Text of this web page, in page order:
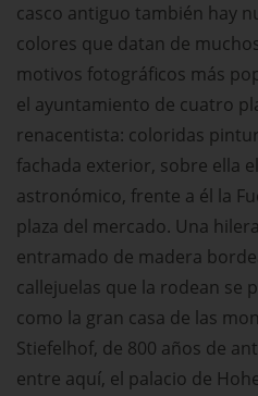
casco antiguo también hay
colores que datan de
motivos fotográficos más
el ayuntamiento de cuatro
renacentista: coloridas
fachada exterior, sobre ella
astronómico, frente a él la
plaza del mercado. Una
entramado de madera
callejuelas que la rodean se
como la gran casa de las
Stiefelhof, de 800 años de
entre aquí, el palacio de